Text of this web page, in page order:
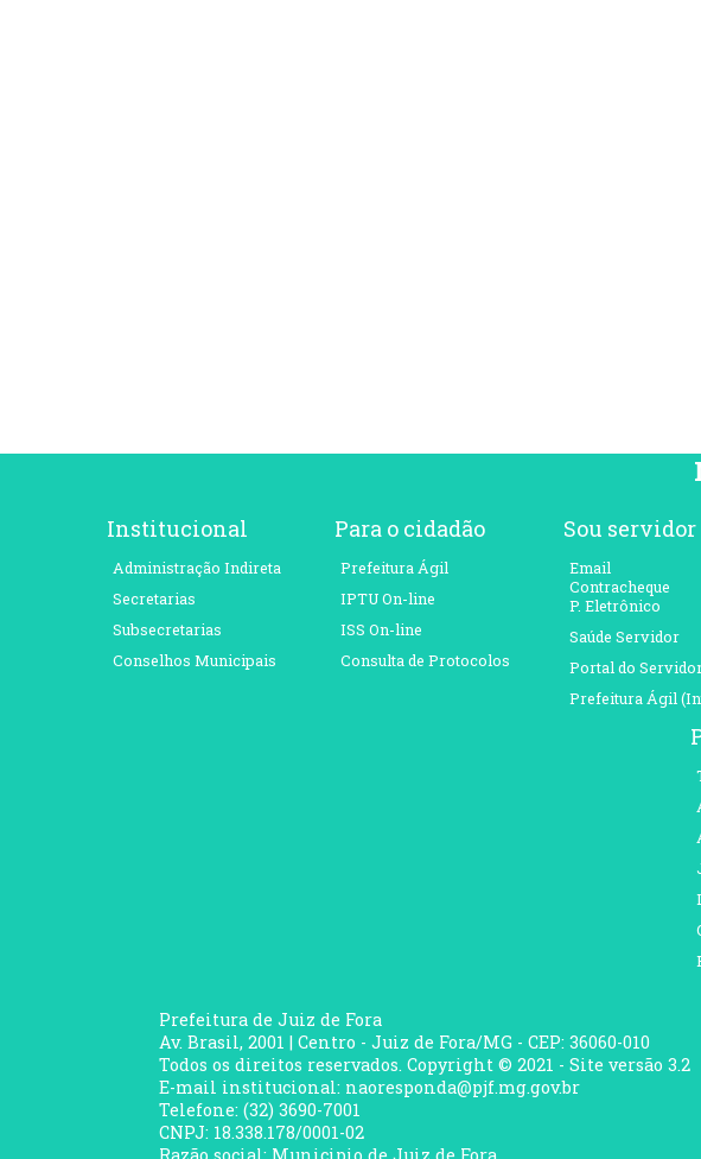
Institucional
Administração Indireta
Secretarias
Subsecretarias
Conselhos Municipais
Para o cidadão
Prefeitura Ágil
IPTU On-line
ISS On-line
Consulta de Protocolos
Sou servidor
Email
Contracheque
P. Eletrônico
Saúde Servidor
Portal do
Prefeitura Ágil
Prefeitura de Juiz de Fora
Av. Brasil, 2001 | Centro - Juiz de Fora/MG - CEP: 36060-010
Todos os direitos reservados. Copyright © 2021 - Site versão 3.2
E-mail institucional: naoresponda@pjf.mg.gov.br
Telefone: (32) 3690-7001
CNPJ: 18.338.178/0001-02